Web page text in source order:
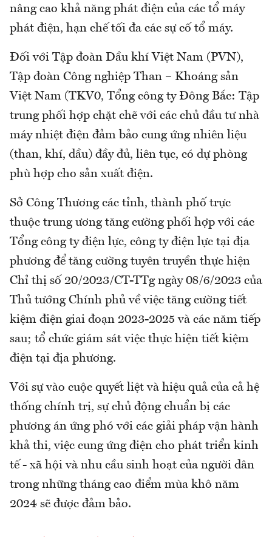
nâng cao khả năng phát điện của các tổ máy
phát điện, hạn chế tối đa các sự cố tổ máy.
Đối với Tập đoàn Dầu khí Việt Nam (PVN),
Tập đoàn Công nghiệp Than – Khoáng sản
Việt Nam (TKV0, Tổng công ty Đông Bắc: Tập
trung phối hợp chặt chẽ với các chủ đầu tư nhà
máy nhiệt điện đảm bảo cung ứng nhiên liệu
(than, khí, dầu) đầy đủ, liên tục, có dự phòng
phù hợp cho sản xuất điện.
Sở Công Thương các tỉnh, thành phố trực
thuộc trung ương tăng cường phối hợp với các
Tổng công ty điện lực, công ty điện lực tại địa
phương để tăng cường tuyên truyền thực hiện
Chỉ thị số 20/2023/CT-TTg ngày 08/6/2023 của
Thủ tướng Chính phủ về việc tăng cường tiết
kiệm điện giai đoạn 2023-2025 và các năm tiếp
sau; tổ chức giám sát việc thực hiện tiết kiệm
điện tại địa phương.
Với sự vào cuộc quyết liệt và hiệu quả của cả hệ
thống chính trị, sự chủ động chuẩn bị các
phương án ứng phó với các giải pháp vận hành
khả thi, việc cung ứng điện cho phát triển kinh
tế - xã hội và nhu cầu sinh hoạt của người dân
trong những tháng cao điểm mùa khô năm
2024 sẽ được đảm bảo.